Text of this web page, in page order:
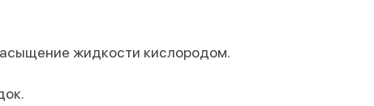
жидкости кислородом.